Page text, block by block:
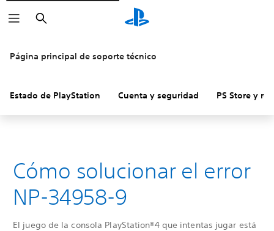
Buscar
Página principal de soporte técnico
Estado de PlayStation Cuenta y seguridad PS Store y
Cómo solucionar el error
NP-34958-9
El juego de la consola PlayStation®4 que intentas jugar está